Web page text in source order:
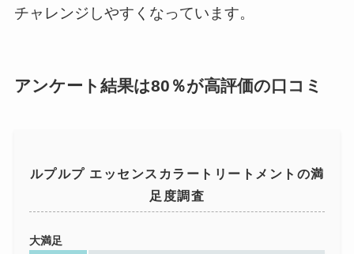
チャレンジしやすくなっています。
アンケート結果は80％が高評価の口コミ
ルプルプ エッセンスカラートリートメントの満
足度調査
大満足